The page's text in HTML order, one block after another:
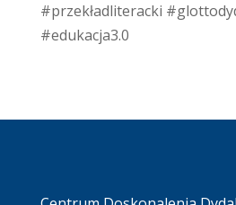
#przekładliteracki
#edukacja3.0